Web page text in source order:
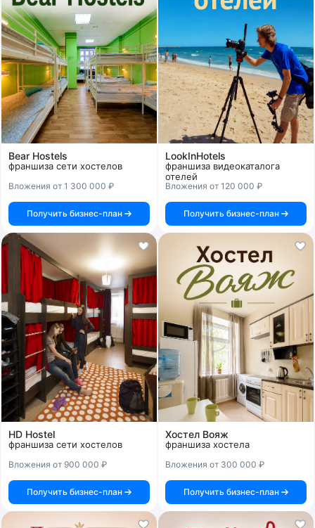
Bear Hostels
франшиза сети хостелов
Вложения от 1 300 000 ₽
Получить бизнес-план
LookInHotels
франшиза видеокаталога
отелей
Вложения от 120 000 ₽
Получить бизнес-план
HD Hostel
франшиза сети хостелов
Вложения от 900 000 ₽
Получить бизнес-план
Хостел Вояж
франшиза хостела
Вложения от 300 000 ₽
Получить бизнес-план